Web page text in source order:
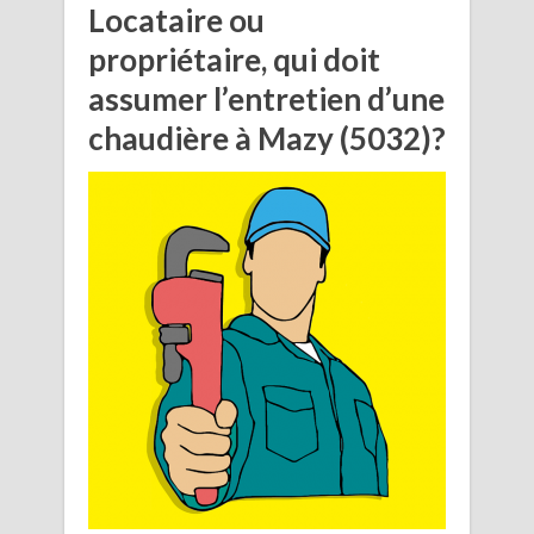
Locataire ou
propriétaire, qui doit
assumer l’entretien d’une
chaudière à Mazy (5032)?